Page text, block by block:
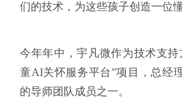
们的技术，为这些孩子创造一位
今年年中，宇凡微作为技术支
童AI关怀服务平台”项目，总经
的导师团队成员之一。